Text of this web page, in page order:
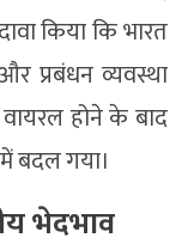
किया कि भारत
प्रबंधन व्यवस्था
वायरल होने के बाद
बदल गया।
भेदभाव